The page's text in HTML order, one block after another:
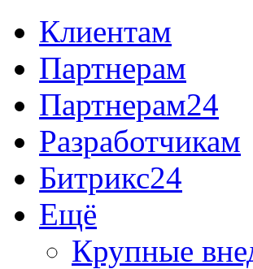
Клиентам
Партнерам
Партнерам24
Разработчикам
Битрикс24
Ещё
Крупные